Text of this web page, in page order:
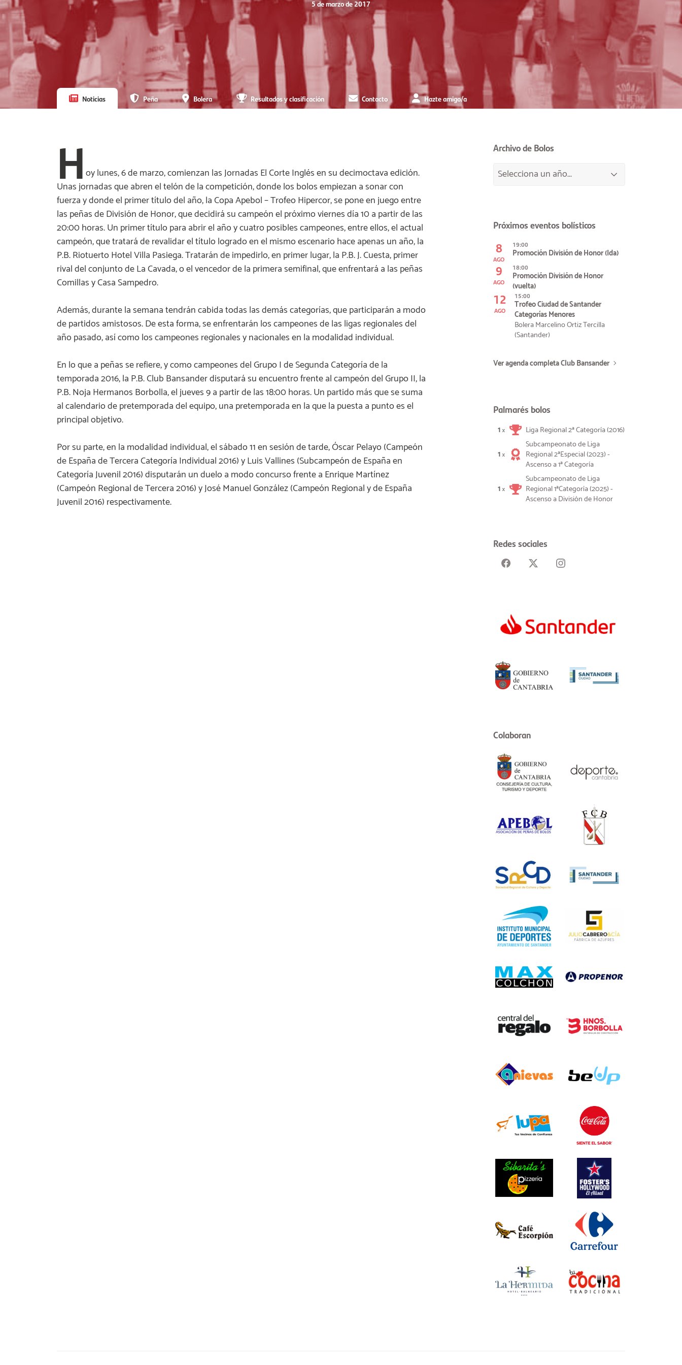
5 de marzo de 2017
Noticias Peña Bolera Resultados y clasificación Contacto Hazte amigo/a
H oy lunes, 6 de marzo, comienzan las Jornadas El Corte Inglés en su decimoctava edición.
Unas jornadas que abren el telón de la competición, donde los bolos empiezan a sonar con
fuerza y donde el primer título del año, la Copa Apebol – Trofeo Hipercor, se pone en juego entre
las peñas de División de Honor, que decidirá su campeón el próximo viernes día 10 a partir de las
20:00 horas. Un primer título para abrir el año y cuatro posibles campeones, entre ellos, el actual
campeón, que tratará de revalidar el título logrado en el mismo escenario hace apenas un año, la
P.B. Riotuerto Hotel Villa Pasiega. Tratarán de impedirlo, en primer lugar, la P.B. J. Cuesta, primer
rival del conjunto de La Cavada, o el vencedor de la primera semifinal, que enfrentará a las peñas
Comillas y Casa Sampedro.
Además, durante la semana tendrán cabida todas las demás categorías, que participarán a modo
de partidos amistosos. De esta forma, se enfrentarán los campeones de las ligas regionales del
año pasado, así como los campeones regionales y nacionales en la modalidad individual.
En lo que a peñas se refiere, y como campeones del Grupo I de Segunda Categoría de la
temporada 2016, la P.B. Club Bansander disputará su encuentro frente al campeón del Grupo II, la
P.B. Noja Hermanos Borbolla, el jueves 9 a partir de las 18:00 horas. Un partido más que se suma
al calendario de pretemporada del equipo, una pretemporada en la que la puesta a punto es el
principal objetivo.
Por su parte, en la modalidad individual, el sábado 11 en sesión de tarde, Óscar Pelayo (Campeón
de España de Tercera Categoría Individual 2016) y Luis Vallines (Subcampeón de España en
Categoría Juvenil 2016) disputarán un duelo a modo concurso frente a Enrique Martínez
(Campeón Regional de Tercera 2016) y José Manuel González (Campeón Regional y de España
Juvenil 2016) respectivamente.
Archivo de Bolos
Próximos eventos bolísticos
8
AGO
19:00
Promoción División de Honor (Ida)
9
AGO
18:00
Promoción División de Honor
(vuelta)
12
AGO
15:00
Trofeo Ciudad de Santander
Categorías Menores
Bolera Marcelino Ortiz Tercilla
(Santander)
Ver agenda completa Club Bansander
Palmarés bolos
1× Liga Regional 2ª Categoría (2016)
1×
Subcampeonato de Liga
Regional 2ªEspecial (2023) -
Ascenso a 1ª Categoría
1×
Subcampeonato de Liga
Regional 1ªCategoría (2025) -
Ascenso a División de Honor
Redes sociales
Colaboran